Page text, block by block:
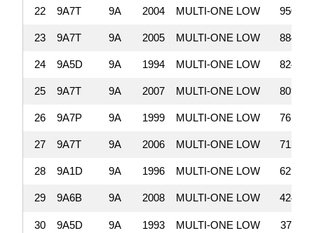
22 9A7T 9A 2004 MULTI-ONE LOW
23 9A7T 9A 2005 MULTI-ONE LOW
24 9A5D 9A 1994 MULTI-ONE LOW
25 9A7T 9A 2007 MULTI-ONE LOW
26 9A7P 9A 1999 MULTI-ONE LOW
27 9A7T 9A 2006 MULTI-ONE LOW
28 9A1D 9A 1996 MULTI-ONE LOW
29 9A6B 9A 2008 MULTI-ONE LOW
30 9A5D 9A 1993 MULTI-ONE LOW